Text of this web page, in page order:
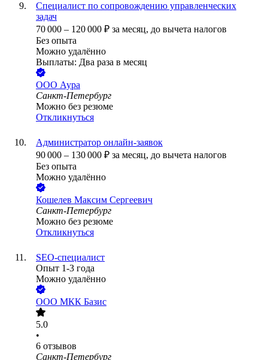
Специалист по сопровождению управленческих
задач
70 000 – 120 000 ₽ за месяц, до вычета налогов
Без опыта
Можно удалённо
Выплаты: Два раза в месяц
ООО Аура
Санкт-Петербург
Можно без резюме
Откликнуться
Администратор онлайн-заявок
90 000 – 130 000 ₽ за месяц, до вычета налогов
Без опыта
Можно удалённо
Кошелев Максим Сергеевич
Санкт-Петербург
Можно без резюме
Откликнуться
SEO-специалист
Опыт 1-3 года
Можно удалённо
ООО МКК Базис
5.0
•
6 отзывов
Санкт-Петербург